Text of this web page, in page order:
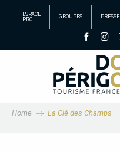
principal
ESPACE
PRO
GROUPES PRESSE
Home La Clé des Champs